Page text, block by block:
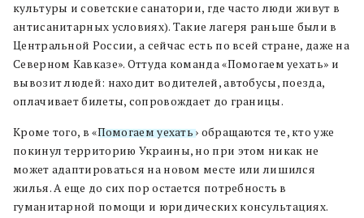
культуры и советские санатории, где часто люди живут в
антисанитарных условиях). Такие лагеря раньше были в
Центральной России, а сейчас есть по всей стране, даже на
Северном Кавказе». Оттуда команда «Помогаем уехать» и
вывозит людей: находит водителей, автобусы, поезда,
оплачивает билеты, сопровождает до границы.
Кроме того, в «Помогаем уехать» обращаются те, кто уже
покинул территорию Украины, но при этом никак не
может адаптироваться на новом месте или лишился
жилья. А еще до сих пор остается потребность в
гуманитарной помощи и юридических консультациях.